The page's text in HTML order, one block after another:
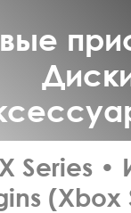
Series•
(Xbox